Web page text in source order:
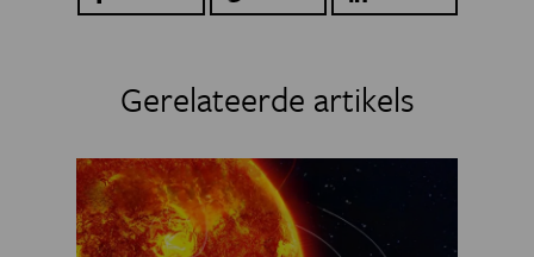
Gerelateerde artikels